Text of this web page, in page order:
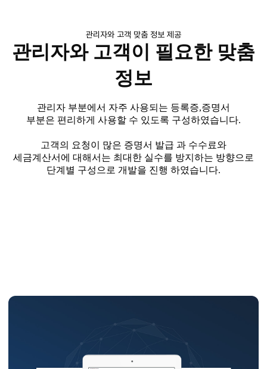
관리자와 고객 맞춤 정보 제공
관리자와 고객이 필요한 맞춤
정보
관리자 부분에서 자주 사용되는 등록증,증명서
부분은 편리하게 사용할 수 있도록 구성하였습니다.
고객의 요청이 많은 증명서 발급 과 수수료와
세금계산서에 대해서는 최대한 실수를 방지하는 방향으로
단계별 구성으로 개발을 진행 하였습니다.